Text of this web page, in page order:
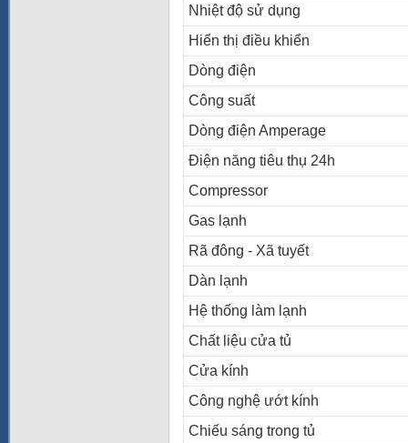
Nhiệt độ sử dụng
Hiển thị điều khiển
Dòng điện
Công suất
Dòng điện Amperage
Điện năng tiêu thụ 24h
Compressor
Gas lạnh
Rã đông - Xã tuyết
Dàn lạnh
Hệ thống làm lạnh
Chất liệu cửa tủ
Cửa kính
Công nghệ ướt kính
Chiếu sáng trong tủ